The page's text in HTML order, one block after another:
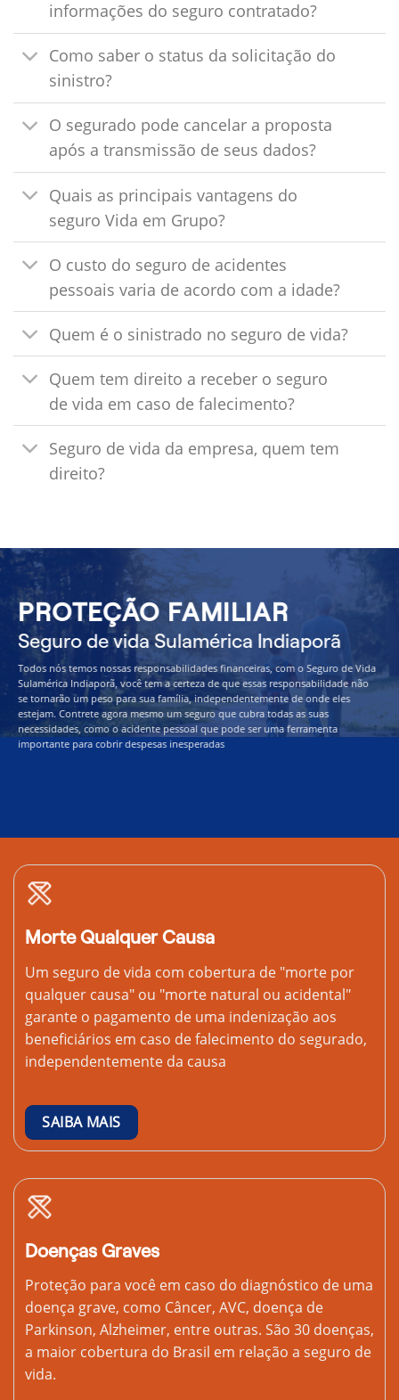
informações do seguro contratado?
Como saber o status da solicitação do
sinistro?
O segurado pode cancelar a proposta
após a transmissão de seus dados?
Quais as principais vantagens do
seguro Vida em Grupo?
O custo do seguro de acidentes
pessoais varia de acordo com a idade?
Quem é o sinistrado no seguro de vida?
Quem tem direito a receber o seguro
de vida em caso de falecimento?
Seguro de vida da empresa, quem tem
direito?
PROTEÇÃO FAMILIAR
Seguro de vida Sulamérica Indiaporã
Todos nós temos nossas responsabilidades financeiras, com o Seguro de Vida
Sulamérica Indiaporã, você tem a certeza de que essas responsabilidade não
se tornarão um peso para sua família, independentemente de onde eles
estejam. Contrete agora mesmo um seguro que cubra todas as suas
necessidades, como o acidente pessoal que pode ser uma ferramenta
importante para cobrir despesas inesperadas
Morte Qualquer Causa
Um seguro de vida com cobertura de "morte por
qualquer causa" ou "morte natural ou acidental"
garante o pagamento de uma indenização aos
beneficiários em caso de falecimento do segurado,
independentemente da causa
SAIBA MAIS
Doenças Graves
Proteção para você em caso do diagnóstico de uma
doença grave, como Câncer, AVC, doença de
Parkinson, Alzheimer, entre outras. São 30 doenças,
a maior cobertura do Brasil em relação a seguro de
vida.